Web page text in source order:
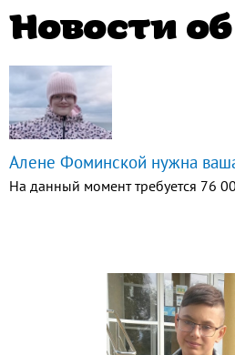
Новости
Алене Фоминской нужна
На данный момент требуется 76